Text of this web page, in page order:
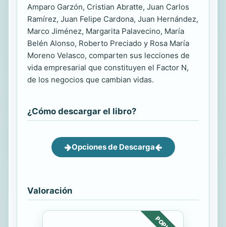
Amparo Garzón, Cristian Abratte, Juan Carlos
Ramírez, Juan Felipe Cardona, Juan Hernández,
Marco Jiménez, Margarita Palavecino, María
Belén Alonso, Roberto Preciado y Rosa María
Moreno Velasco, comparten sus lecciones de
vida empresarial que constituyen el Factor N,
de los negocios que cambian vidas.
¿Cómo descargar el libro?
Opciones de Descarga
Valoración